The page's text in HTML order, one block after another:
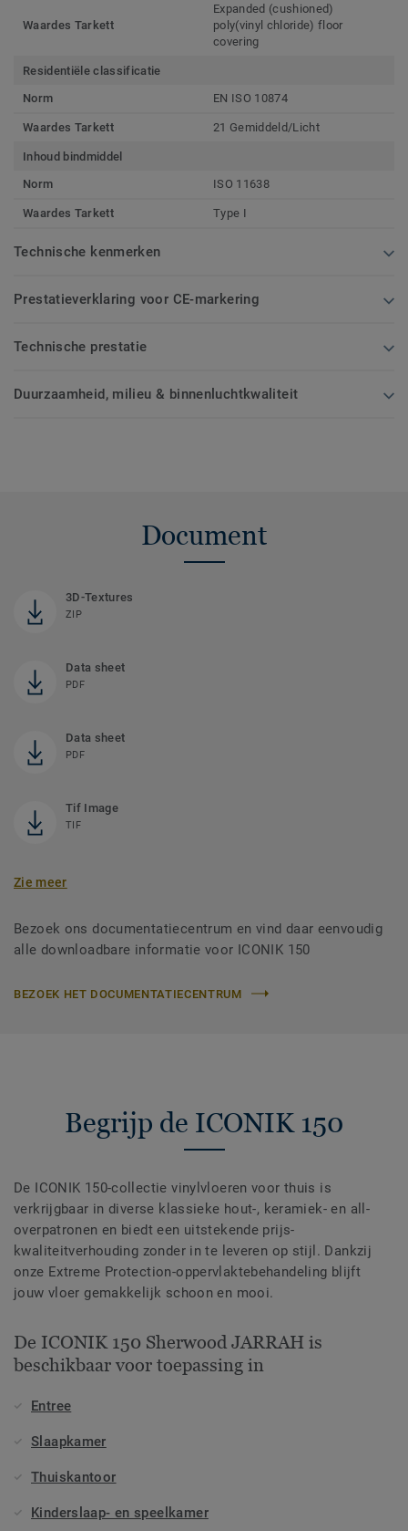
Waardes Tarkett
Expanded (cushioned)
poly(vinyl chloride) floor
covering
Residentiële classificatie
Norm
EN ISO 10874
Waardes Tarkett 21 Gemiddeld/Licht
Inhoud bindmiddel
Norm
ISO 11638
Waardes Tarkett Type I
Technische kenmerken
Prestatieverklaring voor CE-markering
Technische prestatie
Duurzaamheid, milieu & binnenluchtkwaliteit
Document
3D-Textures
ZIP
Data sheet
PDF
Data sheet
PDF
Tif Image
TIF
Zie meer
Bezoek ons documentatiecentrum en vind daar eenvoudig
alle downloadbare informatie voor ICONIK 150
BEZOEK HET DOCUMENTATIECENTRUM
Begrijp de ICONIK 150
De ICONIK 150-collectie vinylvloeren voor thuis is
verkrijgbaar in diverse klassieke hout-, keramiek- en all-
overpatronen en biedt een uitstekende prijs-
kwaliteitverhouding zonder in te leveren op stijl. Dankzij
onze Extreme Protection-oppervlaktebehandeling blijft
jouw vloer gemakkelijk schoon en mooi.
De ICONIK 150 Sherwood JARRAH is
beschikbaar voor toepassing in
Entree
Slaapkamer
Thuiskantoor
Kinderslaap- en speelkamer